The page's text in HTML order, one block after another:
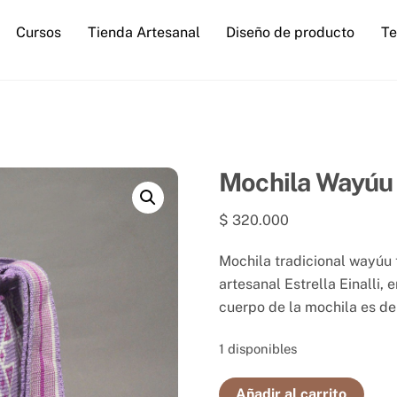
Cursos Tienda Artesanal Diseño de producto
Mochila
$ 320.000
Mochila tradicional wayúu
artesanal Estrella Einalli,
cuerpo de la mochila es
1 disponibles
Mochila